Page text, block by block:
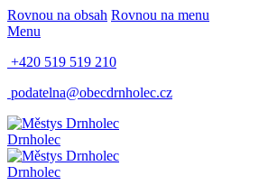
Rovnou na obsah Rovnou na menu
Menu
+420 519 519 210
podatelna@obecdrnholec.cz
Drnholec
Drnholec